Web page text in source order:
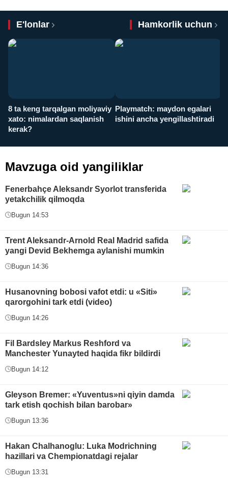
E'lonlar Hamkorlik uchun
8 ta keng tarqalgan moliyaviy
xato: nimalardan saqlanish
kerak?
Playmatch: maydon egalari
ishini ancha yengillashtiradi
Mavzuga oid yangiliklar
Fenerbahçe Aleksandr Syorlot transferida
yetakchilik qilmoqda
Bugun 14:53
Trent Aleksandr-Arnold Real Madrid safida
yangi Devid Bekhemga aylanishi mumkin
Bugun 14:36
Husanovning bobosi vafot etdi: u «Siti»
qarorgohini tark etdi (video)
Bugun 14:26
Fil Bardsley Markus Reshford va
Manchester Yunayted haqida fikr bildirdi
Bugun 14:12
Gleyson Bremer: «Yuventus»ni qiyin damda
tark etish qochish bilan barobar»
Bugun 13:36
Hakan Chalhanoglu: Luka Modrichning
hazillari va Chempionatdagi rejalar
Bugun 13:31